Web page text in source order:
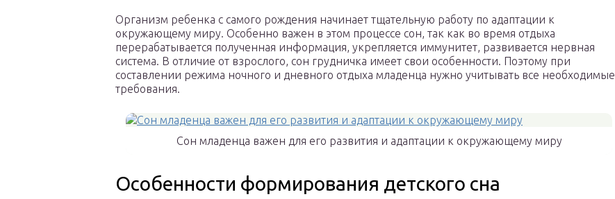
Организм ребенка с самого рождения начинает тщательную работу по адаптации к
окружающему миру. Особенно важен в этом процессе сон, так как во время отдыха
перерабатывается полученная информация, укрепляется иммунитет, развивается нервная
система. В отличие от взрослого, сон грудничка имеет свои особенности. Поэтому при
составлении режима ночного и дневного отдыха младенца нужно учитывать все необходимые
требования.
Сон младенца важен для его развития и адаптации к окружающему миру
Особенности формирования детского сна